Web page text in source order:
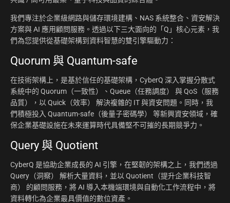
我們專注於企業級網路與儲存環境建構、NAS 系統整合、資安解決
方案與 AI 應用顧問服務。透過以下三大面向的「Q」核心元素，我
們為您提供從基礎架構到資料智慧的雙引擎驅動力：
Quorum 與 Quantum-safe
在技術架構上，是基於信任的基礎架構，CyberQ 深入掌握分散式
系統中的 Quorum（一致性）、Queue（任務調度） 與 QoS（服務
品質），以 Quick（效率） 解決複雜的 IT 與資安問題。同時，我
們積極投入 Quantum-safe（後量子密碼學） 等新興資安領域，確
保企業基礎設施在未來運算時代具備堅不可摧的長期競爭力。
Query 與 Quotient
CyberQ 是協助企業成長的 AI 引擎，在堅韌的架構之上，我們透過
Query（洞察） 解析大量資料，並以 Quotient（提升企業科技智
商） 的顧問服務，將 AI 導入本機端環境與自動化工作流程中，將
資料轉化為企業最具價值的數位資產。